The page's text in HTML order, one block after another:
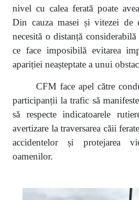
nivel cu calea ferată poate
Din cauza masei și vitezei de
necesită o distanță
ce face imposibilă evitarea
apariției neașteptate a unui
CFM face apel către
participanții la trafic să
să respecte indicatoarele
avertizare la traversarea căii
accidentelor și protejarea
oamenilor.